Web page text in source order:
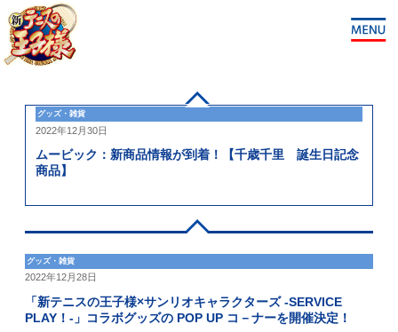
グッズ・雑貨
2022年12月30日
ムービック：新商品情報が到着！【千歳千里 誕生日記念
商品】
グッズ・雑貨
2022年12月28日
「新テニスの王子様×サンリオキャラクターズ -SERVICE
PLAY！-」コラボグッズの POP UP コ－ナーを開催決定！